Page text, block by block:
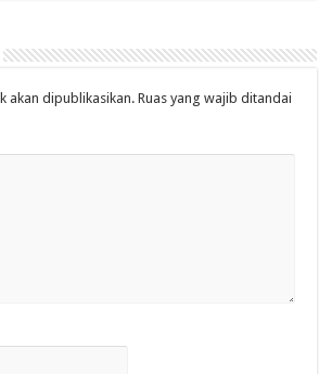
akan dipublikasikan. Ruas yang wajib ditandai